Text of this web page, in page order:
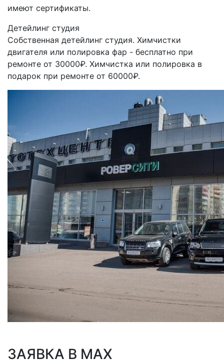
имеют сертификаты.
Детейлинг студия
Собственная детейлинг студия. Химчистки
двигателя или полировка фар - бесплатно при
ремонте от 30000₽. Химчистка или полировка в
подарок при ремонте от 60000₽.
ЗАЯВКА В MAX